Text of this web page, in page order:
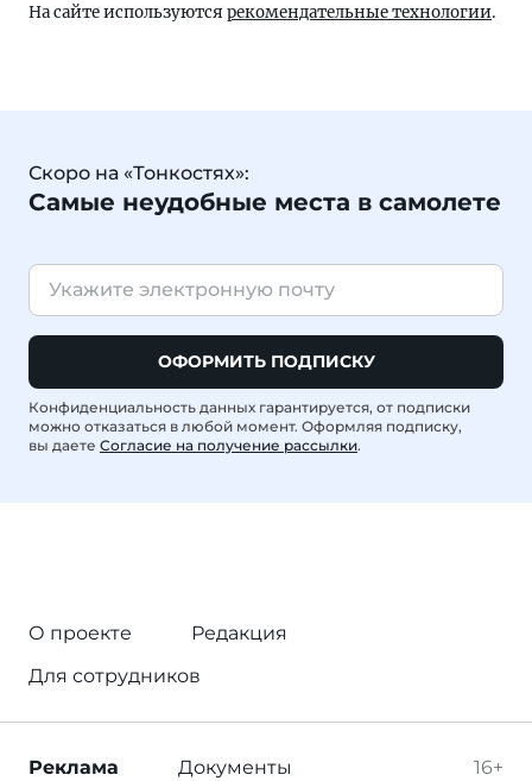
На сайте используются рекомендательные технологии.
Скоро на «Тонкостях»:
Самые неудобные места в самолете
ОФОРМИТЬ ПОДПИСКУ
Конфиденциальность данных гарантируется, от подписки
можно отказаться в любой момент. Оформляя подписку,
вы даете Согласие на получение рассылки.
О проекте
Редакция
Для сотрудников
16+
Реклама Документы